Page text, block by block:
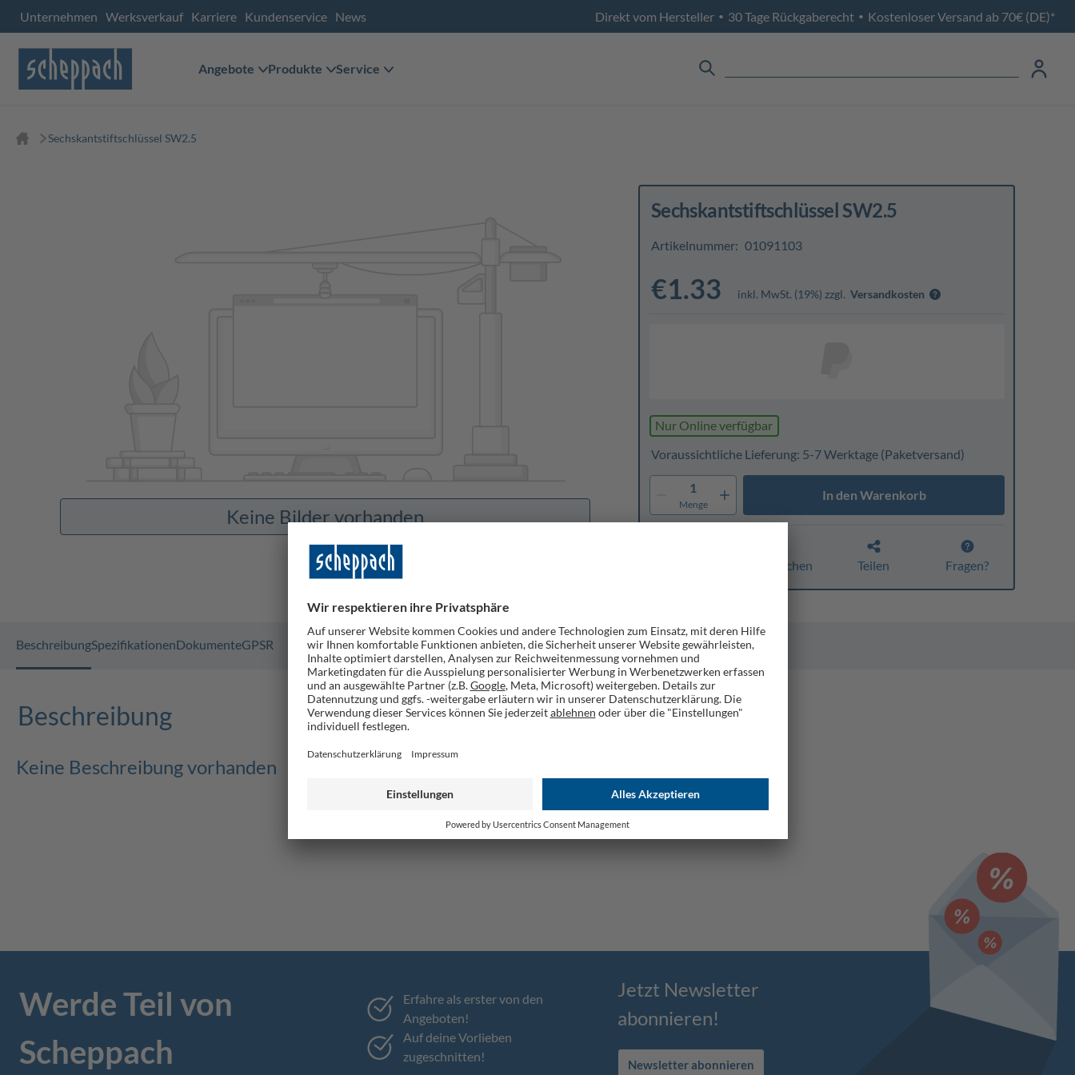
Unternehmen Werksverkauf Karriere Kundenservice News Direkt vom Hersteller • 30 Tage Rückgaberecht • Kostenloser Versand ab 70€ (DE)*
Angebote Produkte Service
Sechskantstiftschlüssel SW2.5
Keine Bilder vorhanden
Sechskantstiftschlüssel SW2.5
Artikelnummer: 01091103
€1.33 inkl. MwSt. (19%) zzgl. Versandkosten
Nur Online verfügbar
Voraussichtliche Lieferung: 5-7 Werktage(Paketversand)
1
Menge
In den Warenkorb
Vergleichen Teilen Fragen?
BeschreibungSpezifikationenDokumenteGPSR
Beschreibung
Keine Beschreibung vorhanden
Werde Teil von
Scheppach
Erfahre als erster von den
Angeboten!
Auf deine Vorlieben
zugeschnitten!
Jetzt Newsletter
abonnieren!
Newsletter abonnieren